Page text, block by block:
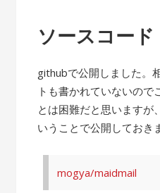
ソースコード
githubで公開しました。
トも書かれていないので
とは困難だと思いますが
いうことで公開しておき
mogya/maidmail